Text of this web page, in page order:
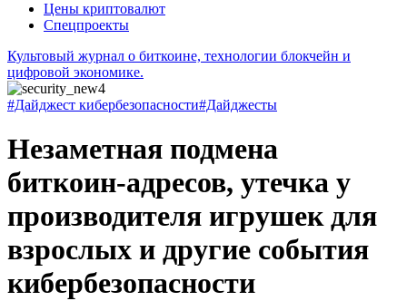
Цены криптовалют
Спецпроекты
Культовый журнал о биткоине, технологии блокчейн и
цифровой экономике.
#Дайджест кибербезопасности#Дайджесты
Незаметная подмена
биткоин-адресов, утечка у
производителя игрушек для
взрослых и другие события
кибербезопасности